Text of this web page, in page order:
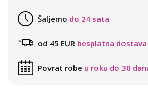
Šaljemo do 24 sata
od 45 EUR besplatna dostava
Povrat robe u roku do 30